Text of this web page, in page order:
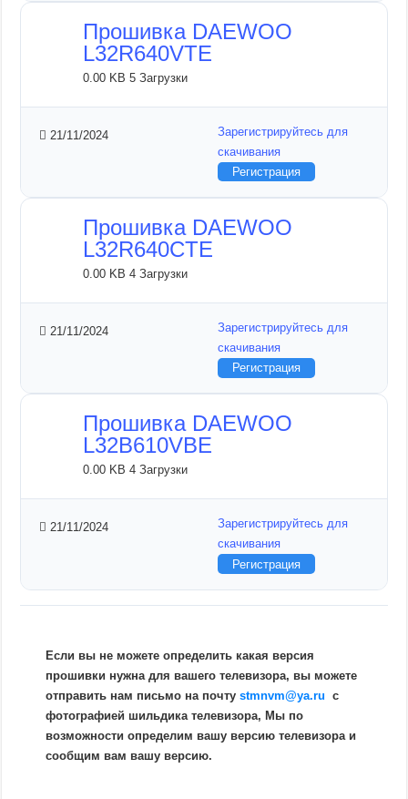
Прошивка DAEWOO
L32R640VTE
0.00 KB5 Загрузки
21/11/2024
Зарегистрируйтесь для
скачивания
Регистрация
Прошивка DAEWOO
L32R640CTE
0.00 KB4 Загрузки
21/11/2024
Зарегистрируйтесь для
скачивания
Регистрация
Прошивка DAEWOO
L32B610VBE
0.00 KB4 Загрузки
21/11/2024
Зарегистрируйтесь для
скачивания
Регистрация
Если вы не можете определить какая версия
прошивки нужна для вашего телевизора, вы можете
отправить нам письмо на почтуstmnvm@ya.ru c
фотографией шильдика телевизора, Мы по
возможности определим вашу версию телевизора и
сообщим вам вашу версию.